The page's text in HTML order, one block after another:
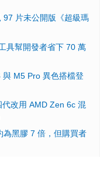
97 片未公開版《超級瑪
具幫開發者省下 70 萬
M5 Pro 異色搭檔登
改用 AMD Zen 6c 混
為黑膠 7 倍，但購買者